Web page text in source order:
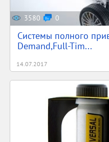
3580 0
Системы полного
Demand,Full-Tim...
14.07.2017